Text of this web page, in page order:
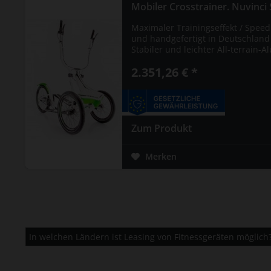
Mobiler Crosstrainer. Nuvinci
Maximaler Trainingseffekt /
und handgefertigt in
Stabiler und leichter All-terrain-
2.351,26 € *
Merken
Zum Produkt
In welchen Ländern ist Leasing von Fitnessgeräten möglich?